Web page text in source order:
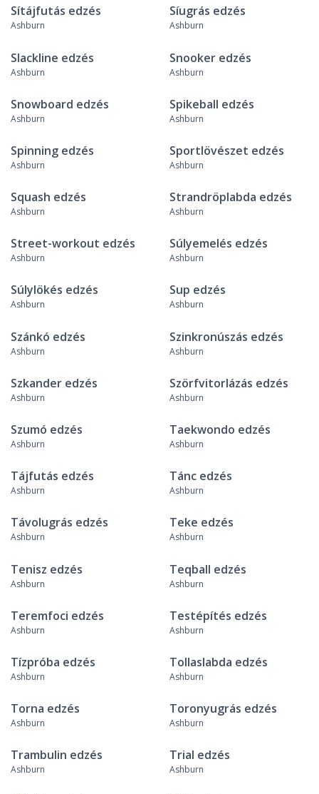
Sítájfutás edzés
Ashburn
Síugrás edzés
Ashburn
Slackline edzés
Ashburn
Snooker edzés
Ashburn
Snowboard edzés
Ashburn
Spikeball edzés
Ashburn
Spinning edzés
Ashburn
Sportlövészet edzés
Ashburn
Squash edzés
Ashburn
Strandröplabda edzés
Ashburn
Street-workout edzés
Ashburn
Súlyemelés edzés
Ashburn
Súlylökés edzés
Ashburn
Sup edzés
Ashburn
Szánkó edzés
Ashburn
Szinkronúszás edzés
Ashburn
Szkander edzés
Ashburn
Szörfvitorlázás edzés
Ashburn
Szumó edzés
Ashburn
Taekwondo edzés
Ashburn
Tájfutás edzés
Ashburn
Tánc edzés
Ashburn
Távolugrás edzés
Ashburn
Teke edzés
Ashburn
Tenisz edzés
Ashburn
Teqball edzés
Ashburn
Teremfoci edzés
Ashburn
Testépítés edzés
Ashburn
Tízpróba edzés
Ashburn
Tollaslabda edzés
Ashburn
Torna edzés
Ashburn
Toronyugrás edzés
Ashburn
Trambulin edzés
Ashburn
Trial edzés
Ashburn